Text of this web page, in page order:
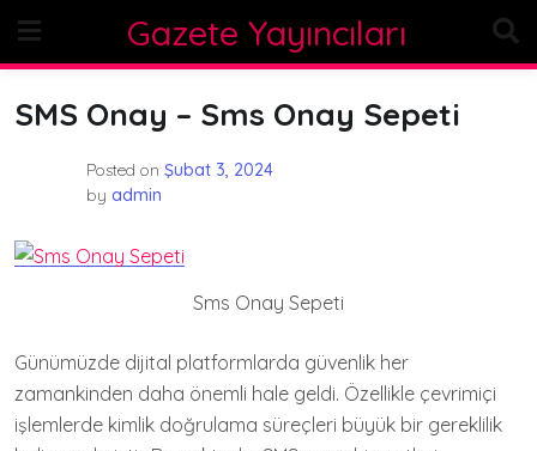
content
Gazete Yayıncıları
SMS Onay – Sms Onay Sepeti
Posted on Şubat 3, 2024
by admin
Sms Onay Sepeti
Günümüzde dijital platformlarda güvenlik her
zamankinden daha önemli hale geldi. Özellikle çevrimiçi
işlemlerde kimlik doğrulama süreçleri büyük bir gereklilik